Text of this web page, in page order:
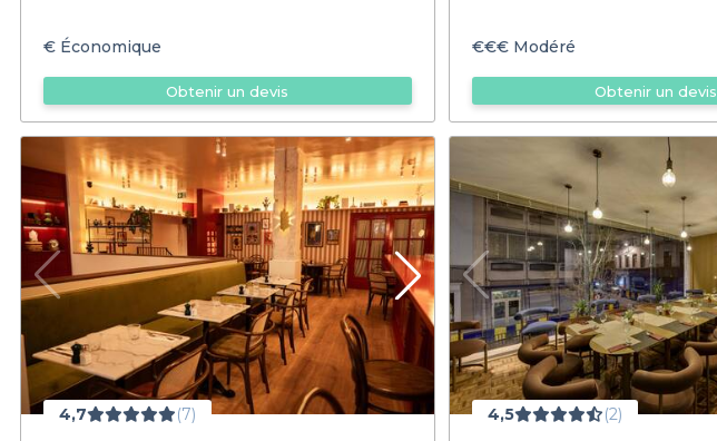
€ Économique
Obtenir un devis
€€€Modéré
Obtenir un devis
4,7 (7) 4,5 (2)